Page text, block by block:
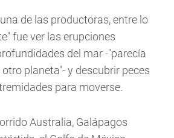
de las productoras, entre lo
fue ver las erupciones
del mar -"parecía
planeta"- y descubrir peces
para moverse.
Australia, Galápagos